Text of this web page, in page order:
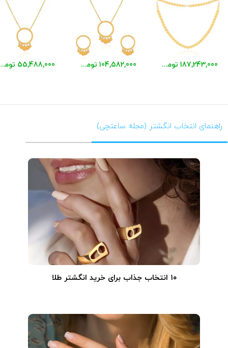
187,243,000 تومان 104,582,000 تومان
راهنمای انتخاب انگشتر (مجله ساعتچی)
۱۰ انتخاب جذاب برای خرید انگشتر طلا